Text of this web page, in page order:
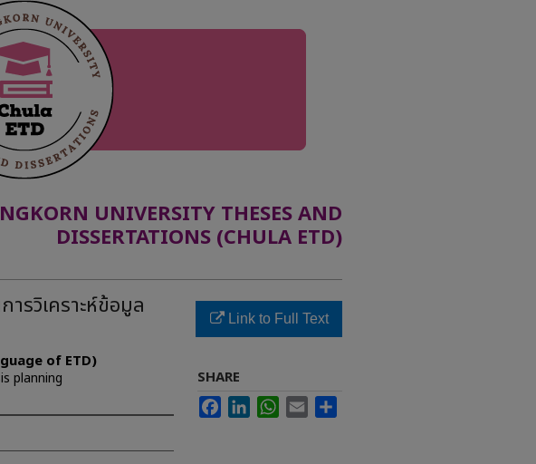
UNIVERSITY THESES AND
DISSERTATIONS (CHULA ETD)
รวิเคราะห์ข้อมูล
of ETD)
planning
Link to Full Text
SHARE
FacebookLinkedInWhatsApp
Email